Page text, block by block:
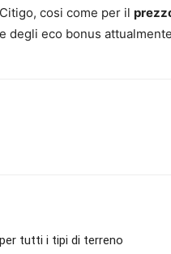
cosi come per il
degli eco bonus
tutti i tipi di terreno